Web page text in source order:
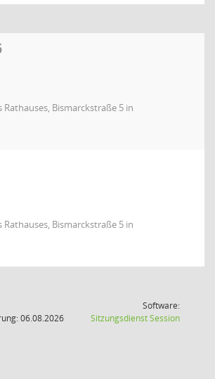
Rathauses, Bismarckstraße 5 in
Rathauses, Bismarckstraße 5 in
06.08.2026
Software:
SitzungsdienstSession(Wird in